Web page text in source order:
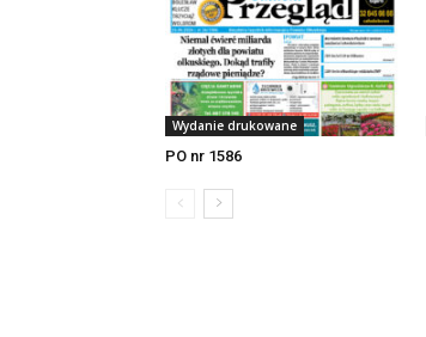
Wydanie drukowane
PO nr 1586